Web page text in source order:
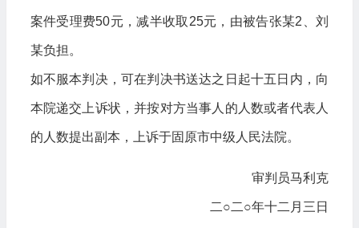
案件受理费50元，减半收取25元，由被告张某2、刘
某负担。
如不服本判决，可在判决书送达之日起十五日内，向
本院递交上诉状，并按对方当事人的人数或者代表人
的人数提出副本，上诉于固原市中级人民法院。
审判员马利克
二○二○年十二月三日